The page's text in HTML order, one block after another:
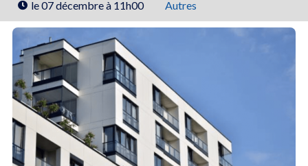
le07 décembre à 11h00 Autres